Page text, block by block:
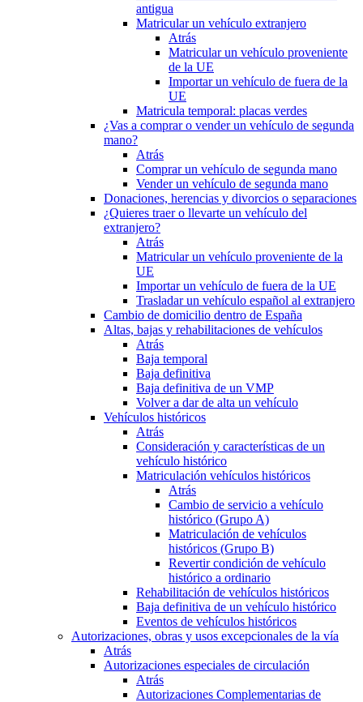
antigua
Matricular un vehículo extranjero
Atrás
Matricular un vehículo proveniente
de la UE
Importar un vehículo de fuera de la
UE
Matricula temporal: placas verdes
¿Vas a comprar o vender un vehículo de segunda
mano?
Atrás
Comprar un vehículo de segunda mano
Vender un vehículo de segunda mano
Donaciones, herencias y divorcios o separaciones
¿Quieres traer o llevarte un vehículo del
extranjero?
Atrás
Matricular un vehículo proveniente de la
UE
Importar un vehículo de fuera de la UE
Trasladar un vehículo español al extranjero
Cambio de domicilio dentro de España
Altas, bajas y rehabilitaciones de vehículos
Atrás
Baja temporal
Baja definitiva
Baja definitiva de un VMP
Volver a dar de alta un vehículo
Vehículos históricos
Atrás
Consideración y características de un
vehículo histórico
Matriculación vehículos históricos
Atrás
Cambio de servicio a vehículo
histórico (Grupo A)
Matriculación de vehículos
históricos (Grupo B)
Revertir condición de vehículo
histórico a ordinario
Rehabilitación de vehículos históricos
Baja definitiva de un vehículo histórico
Eventos de vehículos históricos
Autorizaciones, obras y usos excepcionales de la vía
Atrás
Autorizaciones especiales de circulación
Atrás
Autorizaciones Complementarias de